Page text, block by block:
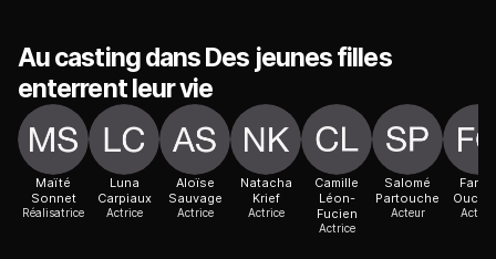
Au casting dans Des jeunes filles
enterrent leur vie
Maïté
Sonnet
Réalisatrice
Luna
Carpiaux
Actrice
Aloïse
Sauvage
Actrice
Natacha
Krief
Actrice
Camille
Léon-
Fucien
Actrice
Salomé
Partouche
Acteur
Farida
Actrice